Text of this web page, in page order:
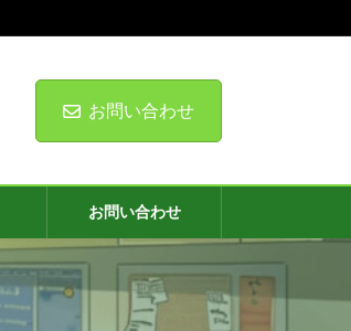
お問い合わせ
お問い合わせ